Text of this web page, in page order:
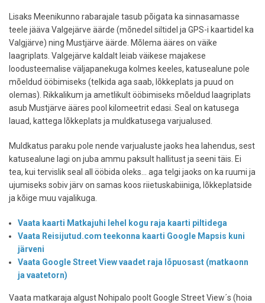
Lisaks Meenikunno rabarajale tasub põigata ka sinnasamasse
teele jääva Valgejärve äärde (mõnedel siltidel ja GPS-i kaartidel ka
Valgjärve) ning Mustjärve äärde. Mõlema ääres on väike
laagriplats. Valgejärve kaldalt leiab väikese majakese
loodusteemalise väljapanekuga kolmes keeles, katusealune pole
mõeldud ööbimiseks (telkida aga saab, lõkkeplats ja puud on
olemas). Rikkalikum ja ametlikult ööbimiseks mõeldud laagriplats
asub Mustjärve ääres pool kilomeetrit edasi. Seal on katusega
lauad, kattega lõkkeplats ja muldkatusega varjualused.
Muldkatus paraku pole nende varjualuste jaoks hea lahendus, sest
katusealune lagi on juba ammu paksult hallitust ja seeni täis. Ei
tea, kui tervislik seal all ööbida oleks... aga telgi jaoks on ka ruumi ja
ujumiseks sobiv järv on samas koos riietuskabiiniga, lõkkeplatside
ja kõige muu vajalikuga.
Vaata kaarti Matkajuhi lehel kogu raja kaarti piltidega
Vaata Reisijutud.com teekonna kaarti Google Mapsis kuni
järveni
Vaata Google Street View vaadet raja lõpuosast (matkaonn
ja vaatetorn)
Vaata matkaraja algust Nohipalo poolt Google Street View´s (hoia